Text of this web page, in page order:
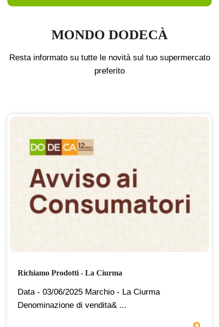
MONDO DODECÀ
Resta informato su tutte le novità sul tuo supermercato
preferito
Richiamo Prodotti - La Ciurma
Data - 03/06/2025 Marchio - La Ciurma
Denominazione di vendita& ...